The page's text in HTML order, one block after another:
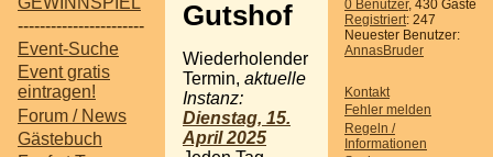
-----------------------
Event-Suche
Event gratis
eintragen!
Forum / News
Gästebuch
0 Benutzer, 430 Gäste
Registriert: 247
Neuester Benutzer:
AnnasBruder
Kontakt
Fehler melden
Regeln /
Informationen
Gutshof
Wiederholender
Termin, aktuelle
Instanz:
Dienstag, 15.
April 2025